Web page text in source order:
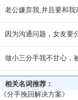
老公嫌弃我,并且要和我
因为沟通问题，女友要
做小三分手我不甘心，
相关名词推荐：
《分手挽回解决方案》